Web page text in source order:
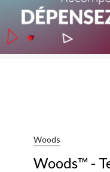
Woods
Woods™ -